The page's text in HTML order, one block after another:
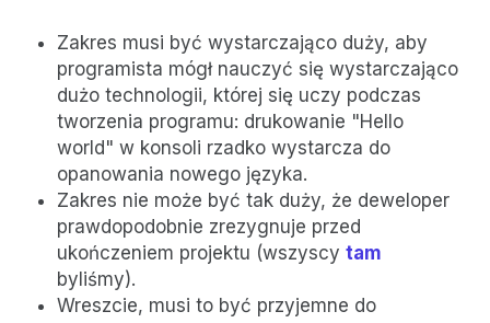
Zakres musi być wystarczająco duży, aby
programista mógł nauczyć się wystarczająco
dużo technologii, której się uczy podczas
tworzenia programu: drukowanie "Hello
world" w konsoli rzadko wystarcza do
opanowania nowego języka.
Zakres nie może być tak duży, że deweloper
prawdopodobnie zrezygnuje przed
ukończeniem projektu (wszyscy tam
byliśmy).
Wreszcie, musi to być przyjemne do